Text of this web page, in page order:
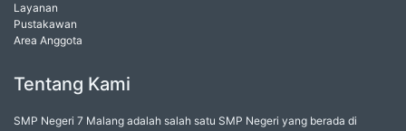
Layanan
Pustakawan
Area Anggota
Tentang Kami
SMP Negeri 7 Malang adalah salah satu SMP Negeri yang berada di